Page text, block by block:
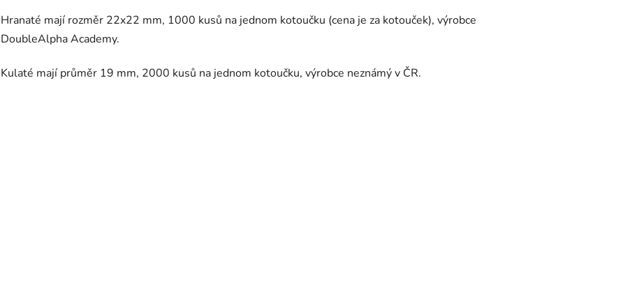
Hranaté mají rozměr 22x22 mm, 1000 kusů na jednom kotoučku (cena je za kotouček), výrobce
DoubleAlpha Academy.
Kulaté mají průměr 19 mm, 2000 kusů na jednom kotoučku, výrobce neznámý v ČR.